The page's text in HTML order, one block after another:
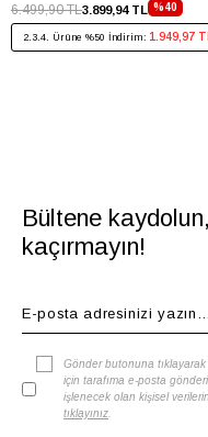
%40
3.899,94 TL
6.499,90 TL
2.3.4. Ürüne %50 İndirim: 1.949,97
Bültene
kaçırmayın!
Gönder butonuna
için tarafıma e-posta
işlenecek olan kişisel
tıklayınız